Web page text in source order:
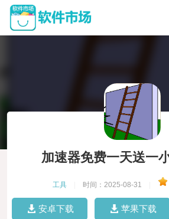
加速器免费一天送一
工具 时间：2025-08-31
安卓下载 苹果下载